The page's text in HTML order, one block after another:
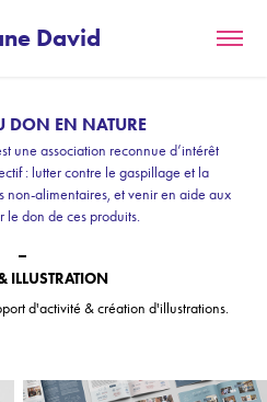
David
DON EN NATURE
une association reconnue d’intérêt
: lutter contre le gaspillage et la
non-alimentaires, et venir en aide aux
le don de ces produits.
ILLUSTRATION
d'activité & création d'illustrations.